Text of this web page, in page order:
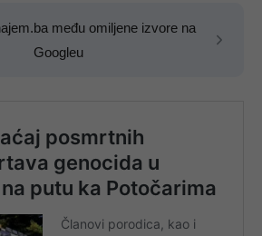
među omiljene izvore na
Googleu